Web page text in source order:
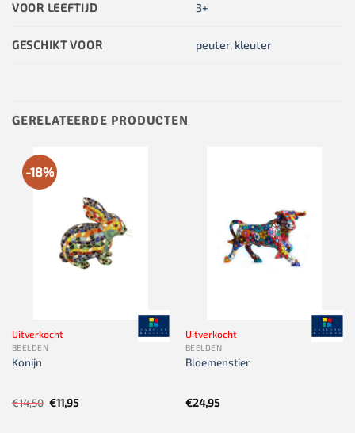
VOOR LEEFTIJD 3+
GESCHIKT VOOR peuter, kleuter
GERELATEERDE PRODUCTEN
-18%
Uitverkocht
BEELDEN
Konijn
€14,50 Oorspronkelijke
prijs
€11,95Huidige
Uitverkocht
BEELDEN
Bloemenstier
€24,95